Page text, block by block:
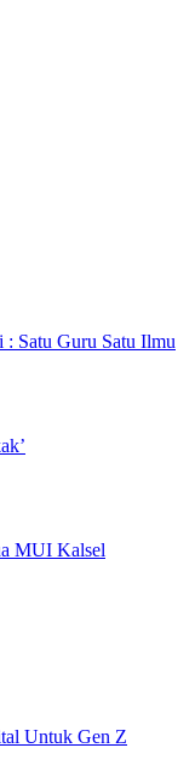
Satu Guru Satu Ilmu
MUI Kalsel
Untuk Gen Z